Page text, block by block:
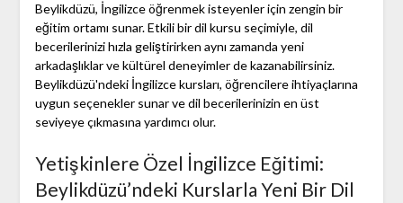
Beylikdüzü, İngilizce öğrenmek isteyenler için zengin bir
eğitim ortamı sunar. Etkili bir dil kursu seçimiyle, dil
becerilerinizi hızla geliştirirken aynı zamanda yeni
arkadaşlıklar ve kültürel deneyimler de kazanabilirsiniz.
Beylikdüzü'ndeki İngilizce kursları, öğrencilere ihtiyaçlarına
uygun seçenekler sunar ve dil becerilerinizin en üst
seviyeye çıkmasına yardımcı olur.
Yetişkinlere Özel İngilizce Eğitimi:
Beylikdüzü’ndeki Kurslarla Yeni Bir Dil